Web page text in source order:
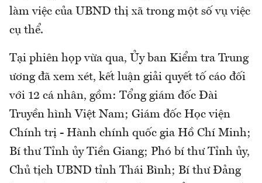
làm việc của UBND thị xã trong một số vụ việc
cụ thể.
Tại phiên họp vừa qua, Ủy ban Kiểm tra Trung
ương đã xem xét, kết luận giải quyết tố cáo đối
với 12 cá nhân, gồm: Tổng giám đốc Đài
Truyền hình Việt Nam; Giám đốc Học viện
Chính trị - Hành chính quốc gia Hồ Chí Minh;
Bí thư Tỉnh ủy Tiền Giang; Phó bí thư Tỉnh ủy,
Chủ tịch UBND tỉnh Thái Bình; Bí thư Đảng